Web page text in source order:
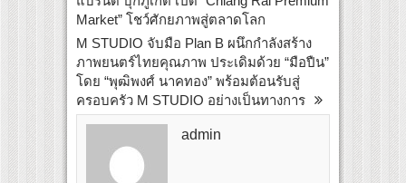
Market” โชว์ศักยภาพสู่ตลาดโลก
M STUDIO จับมือ Plan B ผนึกกำลังสร้าง
ภาพยนตร์ไทยคุณภาพ ประเดิมด้วย “มือปืน”
โดย “พุฒิพงศ์ นาคทอง” พร้อมต้อนรับสู่
ครอบครัว M STUDIO อย่างเป็นทางการ
admin